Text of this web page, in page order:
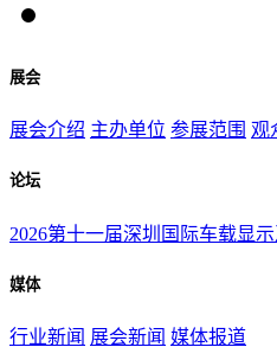
展会
展会介绍 主办单位 参展范围 观
论坛
2026第十一届深圳国际车载显
媒体
行业新闻 展会新闻 媒体报道